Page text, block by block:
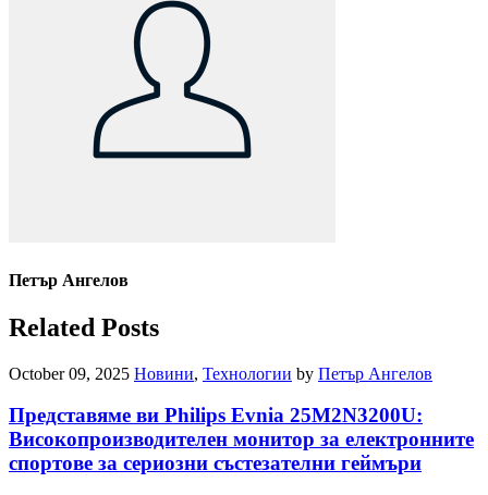
Петър Ангелов
Related Posts
October 09, 2025 Новини, Технологии by Петър Ангелов
Представяме ви Philips Evnia 25M2N3200U:
Високопроизводителен монитор за електронните
спортове за сериозни състезателни геймъри